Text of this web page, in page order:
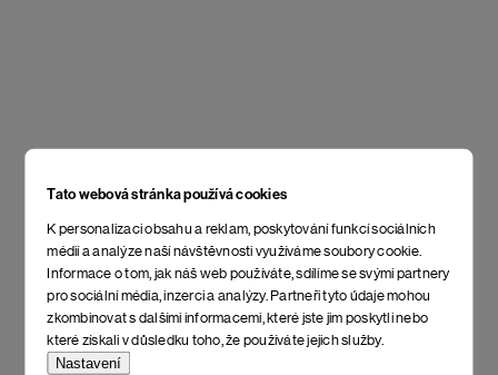
Tato webová stránka používá cookies
K personalizaci obsahu a reklam, poskytování funkcí sociálních
médií a analýze naší návštěvnosti využíváme soubory cookie.
Informace o tom, jak náš web používáte, sdílíme se svými partnery
pro sociální média, inzerci a analýzy. Partneři tyto údaje mohou
zkombinovat s dalšími informacemi, které jste jim poskytli nebo
které získali v důsledku toho, že používáte jejich služby.
Nastavení